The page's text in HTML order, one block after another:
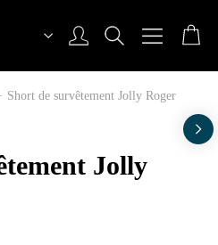
Short de survêtement Jolly Roger
Jolly